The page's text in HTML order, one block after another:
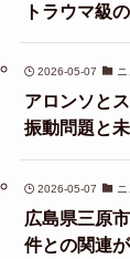
トラウマ級
2026-05-07 ニ
アロンソと
振動問題と
2026-05-07
広島県三原
件との関連